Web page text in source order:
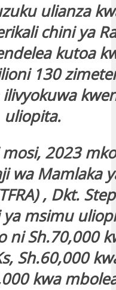
ulianza
chini ya
kutoa
130
uliopita.
2023
wa Mamlaka
, Dkt.
msimu
ni Sh.70,000
Sh.60,000
kwa